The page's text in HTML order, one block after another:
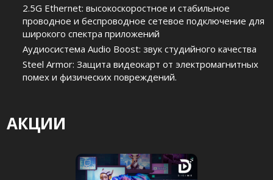
2.5G Ethernet: высокоскоростное и стабильное
проводное и беспроводное сетевое подключение для
широкого спектра приложений
Аудиосистема Audio Boost: звук студийного качества
Steel Armor: Защита видеокарт от электромагнитных
помех и физических повреждений.
АКЦИИ